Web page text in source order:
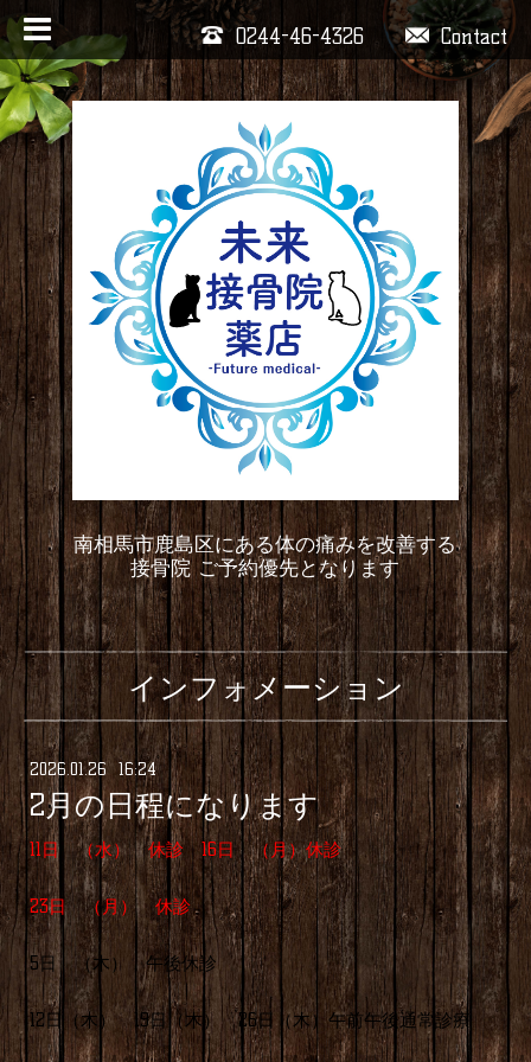
Contact
0244-46-4326
南相馬市鹿島区にある体の痛みを改善する
接骨院 ご予約優先となります
インフォメーション
2026 01.26 16:24
2月の日程になります
11日 （水） 休診 16日 （月）休診
23日 （月） 休診
5日 （木） 午後休診
12日（木） 19日（木） 26日（木）午前午後通常診療